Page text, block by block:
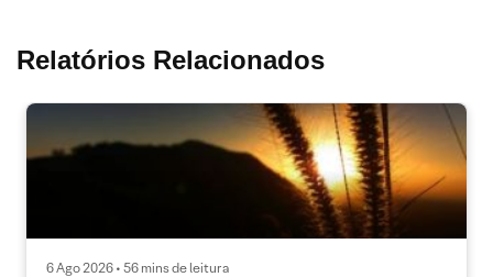
Relatórios Relacionados
6 Ago 2026 • 56 mins de leitura